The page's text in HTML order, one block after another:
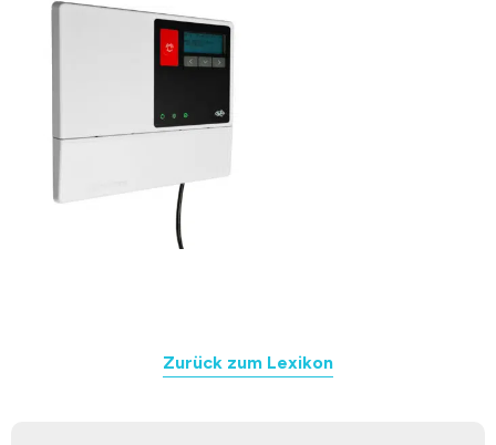
Zurück zum Lexikon